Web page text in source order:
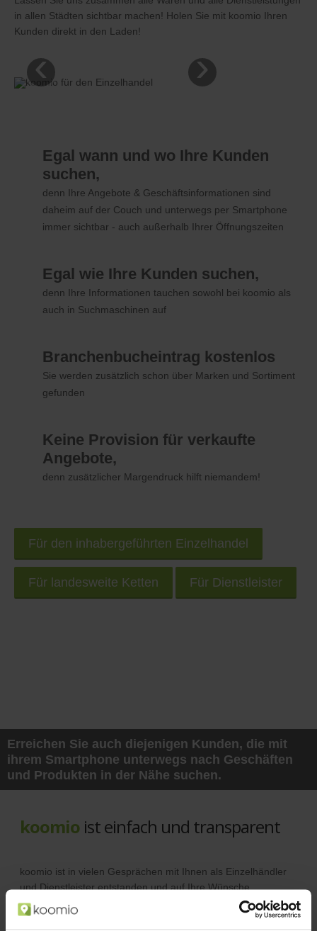
in allen Städten sichtbar machen! Holen Sie mit koomio Ihren
Kunden direkt in den Laden!
‹ ›
Egal wann und wo Ihre Kunden
suchen,
denn Ihre Angebote & Geschäftsinformationen sind
daheim auf der Couch und unterwegs per Smartphone
immer sichtbar - auch außerhalb Ihrer Öffnungszeiten
Egal wie Ihre Kunden suchen,
denn Ihre Informationen tauchen sowohl bei koomio als
auch in Suchmaschinen auf
Branchenbucheintrag kostenlos
Sie werden zusätzlich schon über Marken und Sortiment
gefunden
Keine Provision für verkaufte
Angebote,
denn zusätzlicher Margendruck hilft niemandem!
Für den inhabergeführten Einzelhandel
Für landesweite Ketten Für Dienstleister
Erreichen Sie auch diejenigen Kunden, die mit
ihrem Smartphone unterwegs nach Geschäften
und Produkten in der Nähe suchen.
koomio ist einfach und transparent
koomio ist in vielen Gesprächen mit Ihnen als Einzelhändler
und Dienstleister entstanden und auf Ihre Wünsche
abgestimmt.